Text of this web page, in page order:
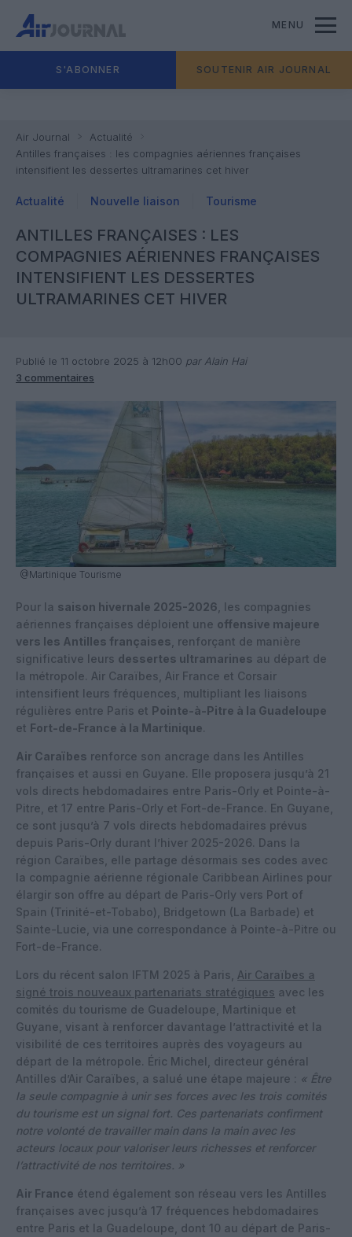
MENU
S'ABONNER SOUTENIR AIR JOURNAL
Air Journal
Actualité
Antilles françaises : les compagnies aériennes françaises
intensifient les dessertes ultramarines cet hiver
Actualité Nouvelle liaison Tourisme
ANTILLES FRANÇAISES : LES
COMPAGNIES AÉRIENNES FRANÇAISES
INTENSIFIENT LES DESSERTES
ULTRAMARINES CET HIVER
Publié le 11 octobre 2025 à 12h00 par Alain Hai
3 commentaires
@Martinique Tourisme
Pour la saison hivernale 2025-2026 , les compagnies
aériennes françaises déploient une offensive majeure
vers les Antilles françaises , renforçant de manière
significative leurs dessertes ultramarines au départ de
la métropole. Air Caraïbes, Air France et Corsair
intensifient leurs fréquences, multipliant les liaisons
régulières entre Paris et Pointe-à-Pitre à la Guadeloupe
et Fort-de-France à la Martinique.
Air Caraïbes renforce son ancrage dans les Antilles
françaises et aussi en Guyane. Elle proposera jusqu’à 21
vols directs hebdomadaires entre Paris-Orly et Pointe-à-
Pitre, et 17 entre Paris-Orly et Fort-de-France. En Guyane,
ce sont jusqu’à 7 vols directs hebdomadaires prévus
depuis Paris-Orly durant l’hiver 2025-2026. Dans la
région Caraïbes, elle partage désormais ses codes avec
la compagnie aérienne régionale Caribbean Airlines pour
élargir son offre au départ de Paris-Orly vers Port of
Spain (Trinité-et-Tobabo), Bridgetown (La Barbade) et
Sainte-Lucie, via une correspondance à Pointe-à-Pitre ou
Fort-de-France.
Lors du récent salon IFTM 2025 à Paris, Air Caraïbes a
signé trois nouveaux partenariats stratégiques avec les
comités du tourisme de Guadeloupe, Martinique et
Guyane, visant à renforcer davantage l’attractivité et la
visibilité de ces territoires auprès des voyageurs au
départ de la métropole. Éric Michel, directeur général
Antilles d’Air Caraïbes, a salué une étape majeure : « Être
la seule compagnie à unir ses forces avec les trois comités
du tourisme est un signal fort. Ces partenariats confirment
notre volonté de travailler main dans la main avec les
acteurs locaux pour valoriser leurs richesses et renforcer
l’attractivité de nos territoires. »
Air France étend également son réseau vers les Antilles
françaises avec jusqu’à 17 fréquences hebdomadaires
entre Paris et la Guadeloupe, dont 10 au départ de Paris-